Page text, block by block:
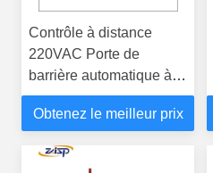
Contrôle à distance
220VAC Porte de
barrière automatique à
décharge lourde pour un
parking ZASP-DZ117
Obtenez le meilleur prix